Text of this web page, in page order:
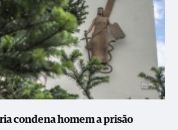
condena homem a prisão